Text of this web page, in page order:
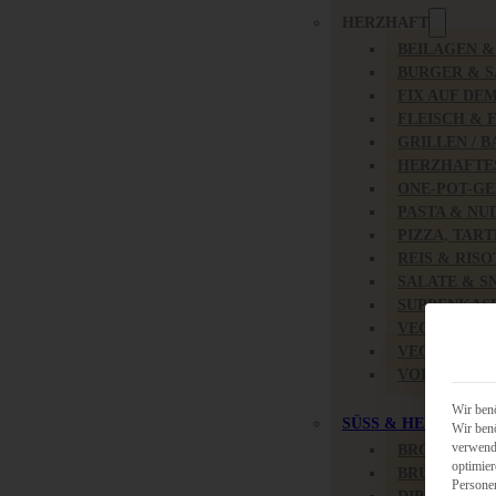
HERZHAFT
SALATE &
SÜSS & HERZHAFT
BRUNCH &
Wir
Wir